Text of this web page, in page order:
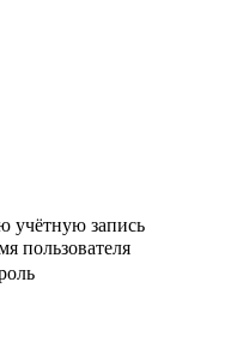
учётную запись
пользователя